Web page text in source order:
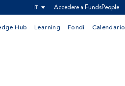
IT Accedere a FundsPeople
Hub Learning Fondi Calendario